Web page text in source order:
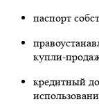
паспорт
купли-
кредитный